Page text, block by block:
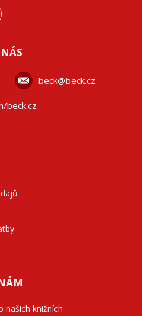
beck@beck.cz
beck.cz
našich knižních